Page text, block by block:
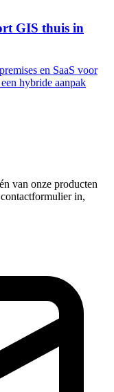
GIS thuis in
en SaaS voor
hybride aanpak
van onze producten
in,